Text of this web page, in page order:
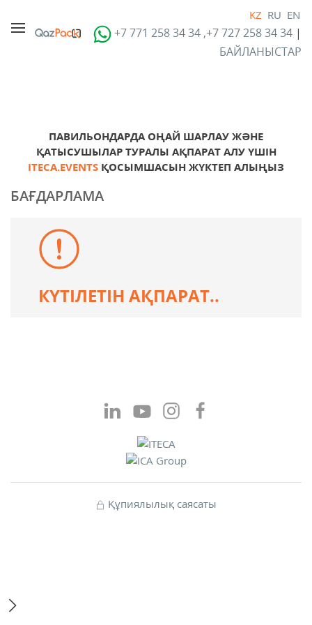
KZ RU EN
+7 771 258 34 34 ,+7 727 258 34 34 |
БАЙЛАНЫСТАР
ПАВИЛЬОНДАРДА ОҢАЙ ШАРЛАУ ЖӘНЕ
ҚАТЫСУШЫЛАР ТУРАЛЫ АҚПАРАТ АЛУ ҮШІН
ITECA.EVENTS ҚОСЫМШАСЫН ЖҮКТЕП АЛЫҢЫЗ
БАҒДАРЛАМА
КҮТІЛЕТІН АҚПАРАТ..
Құпиялылық саясаты